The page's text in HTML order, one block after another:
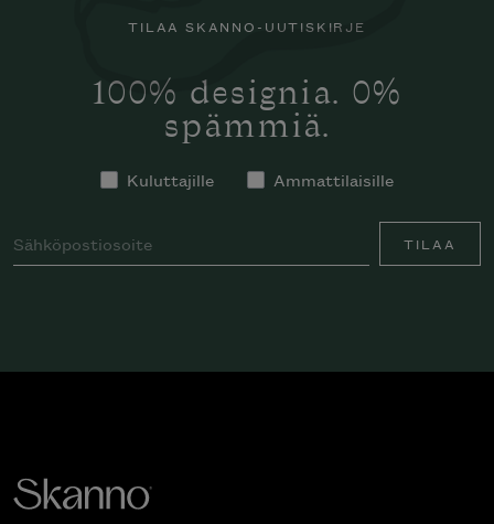
TILAA SKANNO-UUTISKIRJE
100% designia. 0%
spämmiä.
Kuluttajille Ammattilaisille
TILAA